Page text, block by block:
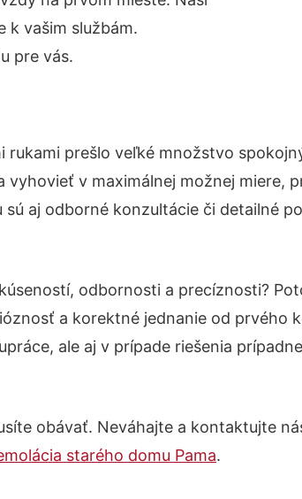
k vašim službám.
pre vás.
rukami prešlo veľké množstvo
v maximálnej možnej miere,
sú aj odborné konzultácie či detailné
odbornosti a precíznosti?
a korektné jednanie od prvého
ale aj v prípade riešenia
obávať. Neváhajte a kontaktujte
starého domu Pama.